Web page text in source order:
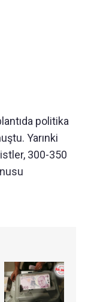
politika
Yarınki
300-350